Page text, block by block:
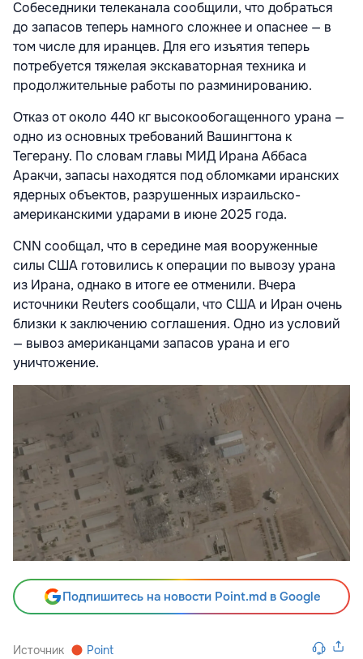
Собеседники телеканала сообщили, что добраться
до запасов теперь намного сложнее и опаснее — в
том числе для иранцев. Для его изъятия теперь
потребуется тяжелая экскаваторная техника и
продолжительные работы по разминированию.
Отказ от около 440 кг высокообогащенного урана —
одно из основных требований Вашингтона к
Тегерану. По словам главы МИД Ирана Аббаса
Аракчи, запасы находятся под обломками иранских
ядерных объектов, разрушенных израильско-
американскими ударами в июне 2025 года.
CNN сообщал, что в середине мая вооруженные
силы США готовились к операции по вывозу урана
из Ирана, однако в итоге ее отменили. Вчера
источники Reuters сообщали, что США и Иран очень
близки к заключению соглашения. Одно из условий
— вывоз американцами запасов урана и его
уничтожение.
Подпишитесь на новости Point.md в Google
Источник Point